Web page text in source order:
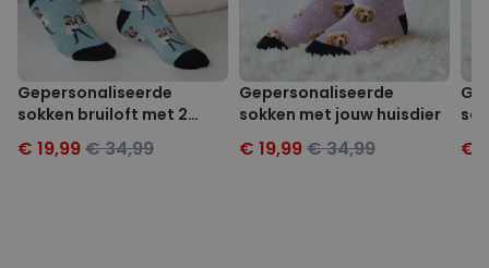
Gepersonaliseerde
sokken bruiloft met 2
gezichten
€ 19,99€ 34,99
Gepersonaliseerde
sokken met jouw huisdier
€ 19,99€ 34,99 €